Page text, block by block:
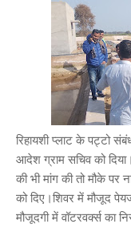
रिहायशी प्लाट के पट्टो
आदेश ग्राम सचिव को
की भी मांग की तो मौके पर
को दिए।शिवर में मौजूद
मौजूदगी में वॉटरवर्क्स का